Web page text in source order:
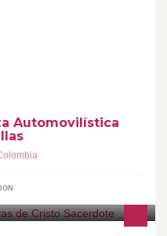
Automovilística